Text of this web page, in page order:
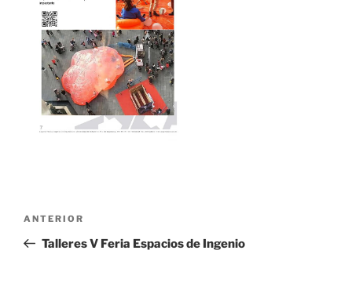
entradas
Entrada
anterior:
ANTERIOR
Talleres V Feria Espacios de Ingenio